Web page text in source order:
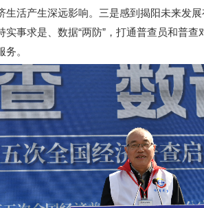
生活产生深远影响。三是感到揭阳未来发
实事求是、数据“两防”，打通普查员和普
。